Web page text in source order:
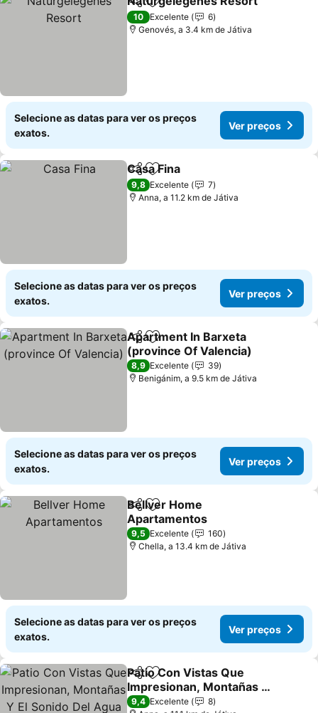
PartilharAdicionar aos favoritos
10 Excelente
6
Genovés, a 3.4 km de Játiva
Selecione as datas para ver os preços
exatos.
Ver preços
PartilharAdicionar aos favoritos
Casa Fina
9,8 Excelente
7
Anna, a 11.2 km de Játiva
Selecione as datas para ver os preços
exatos.
Ver preços
PartilharAdicionar aos favoritos
Apartment In Barxeta
(province Of Valencia)
8,9 Excelente
39
Benigánim, a 9.5 km de Játiva
Selecione as datas para ver os preços
exatos.
Ver preços
PartilharAdicionar aos favoritos
Bellver Home
Apartamentos
9,5 Excelente
160
Chella, a 13.4 km de Játiva
Selecione as datas para ver os preços
exatos.
Ver preços
PartilharAdicionar aos favoritos
Patio Con Vistas Que
Impresionan, Montañas Y
El Sonido Del Agua En La
9,4 Excelente
8